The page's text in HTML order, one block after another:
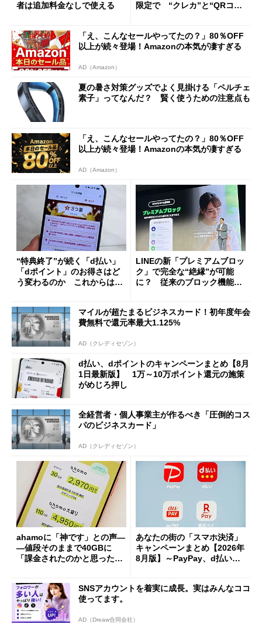
者は追加料金なしで使える
限定で “クレカ”と“QRコー
「え、こんなセールやってたの？」80％OFF
以上が続々登場！Amazonの本気が凄すぎる
AD（Amazon）
夏の暑さ対策グッズでよく見掛ける「ペルチェ
素子」ってなんだ？ 賢く使うための注意点も
「え、こんなセールやってたの？」80％OFF
以上が続々登場！Amazonの本気が凄すぎる
AD（Amazon）
“特典終了”が続く「d払い」
「dポイント」のお得さはど
う変わるのか これからは
LINEの新「プレミアムブロッ
ク」で完全な“絶縁”が可能
に？ 従来のブロック機能と
マイルが超たまるビジネスカード！初年度年会
費無料で還元率最大1.125%
AD（クレディセゾン）
d払い、dポイントのキャンペーンまとめ【8月
1日最新版】 1万～10万ポイント還元の施策
がめじろ押し
全経営者・個人事業主が作るべき「圧倒的コス
パのビジネスカード」
AD（クレディセゾン）
ahamoに「神です」との声―
―値段そのままで40GBに
「課金されたのかと思った」
あなたの街の「スマホ決済」
キャンペーンまとめ【2026年
8月版】～PayPay、d払い、a
SNSアカウントを着実に成長。実はみんなココ
使ってます。
AD（Dreaw合同会社）